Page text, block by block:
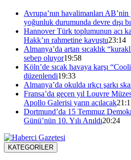
Avrupa’nın havalimanları
yoğunluk durumunda devre dışı
Hannover Türk toplumunun acı
Hakk’ın rahmetine kavuştu23:14
Almanya’da artan sıcaklık
sebep oluyor19:58
Köln’de sıcak havaya karşı
düzenlendi19:33
Almanya’da okulda ırkçı şarkı
Fransa’da geçen yıl Louvre
Apollo Galerisi yarın açılacak
Dortmund’da 15 Temmuz
Günü’nün 10. Yılı Anıldı20:24
KATEGORİLER